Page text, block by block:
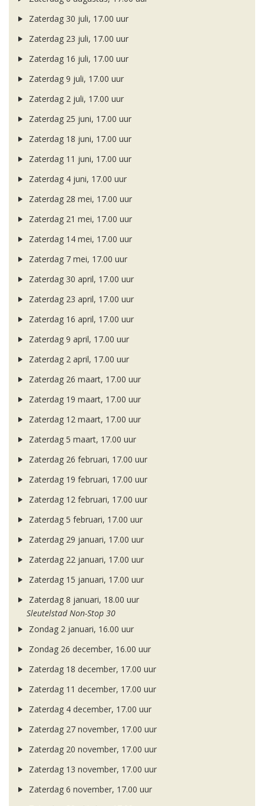
Zaterdag 30 juli, 17.00 uur
Zaterdag 23 juli, 17.00 uur
Zaterdag 16 juli, 17.00 uur
Zaterdag 9 juli, 17.00 uur
Zaterdag 2 juli, 17.00 uur
Zaterdag 25 juni, 17.00 uur
Zaterdag 18 juni, 17.00 uur
Zaterdag 11 juni, 17.00 uur
Zaterdag 4 juni, 17.00 uur
Zaterdag 28 mei, 17.00 uur
Zaterdag 21 mei, 17.00 uur
Zaterdag 14 mei, 17.00 uur
Zaterdag 7 mei, 17.00 uur
Zaterdag 30 april, 17.00 uur
Zaterdag 23 april, 17.00 uur
Zaterdag 16 april, 17.00 uur
Zaterdag 9 april, 17.00 uur
Zaterdag 2 april, 17.00 uur
Zaterdag 26 maart, 17.00 uur
Zaterdag 19 maart, 17.00 uur
Zaterdag 12 maart, 17.00 uur
Zaterdag 5 maart, 17.00 uur
Zaterdag 26 februari, 17.00 uur
Zaterdag 19 februari, 17.00 uur
Zaterdag 12 februari, 17.00 uur
Zaterdag 5 februari, 17.00 uur
Zaterdag 29 januari, 17.00 uur
Zaterdag 22 januari, 17.00 uur
Zaterdag 15 januari, 17.00 uur
Zaterdag 8 januari, 18.00 uur
Sleutelstad Non-Stop 30
Zondag 2 januari, 16.00 uur
Zondag 26 december, 16.00 uur
Zaterdag 18 december, 17.00 uur
Zaterdag 11 december, 17.00 uur
Zaterdag 4 december, 17.00 uur
Zaterdag 27 november, 17.00 uur
Zaterdag 20 november, 17.00 uur
Zaterdag 13 november, 17.00 uur
Zaterdag 6 november, 17.00 uur